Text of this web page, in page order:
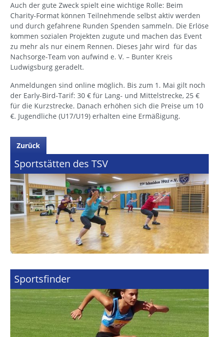
Auch der gute Zweck spielt eine wichtige Rolle: Beim
Charity-Format können Teilnehmende selbst aktiv werden
und durch gefahrene Runden Spenden sammeln. Die Erlöse
kommen sozialen Projekten zugute und machen das Event
zu mehr als nur einem Rennen. Dieses Jahr wird für das
Nachsorge-Team von aufwind e. V. – Bunter Kreis
Ludwigsburg geradelt.
Anmeldungen sind online möglich. Bis zum 1. Mai gilt noch
der Early-Bird-Tarif: 30 € für Lang- und Mittelstrecke, 25 €
für die Kurzstrecke. Danach erhöhen sich die Preise um 10
€. Jugendliche (U17/U19) erhalten eine Ermäßigung.
Zurück
Sportstätten des TSV
Sportsfinder